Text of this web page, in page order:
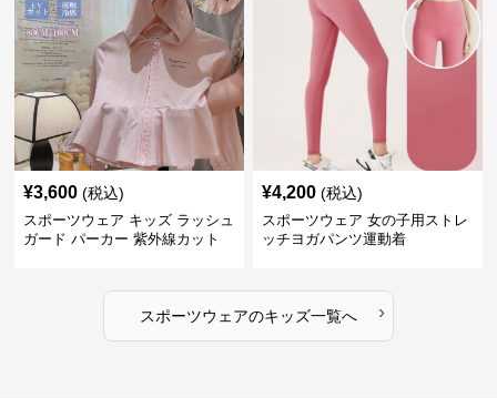
¥3,600 (税込)
スポーツウェア キッズ ラッシュ
ガード パーカー 紫外線カット
¥4,200 (税込)
スポーツウェア 女の子用ストレ
ッチヨガパンツ運動着
スポーツウェアのキッズ一覧へ ›